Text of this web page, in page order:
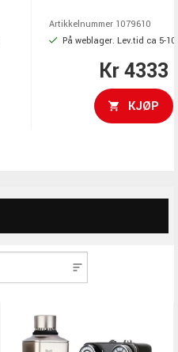
Artikkelnummer 1079610
På weblager. Lev.tid ca 5-
Kr 4333
KJØP